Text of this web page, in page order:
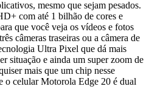
mesmo que sejam pesados.
com até 1 bilhão de cores e
que você veja os vídeos e fotos
câmeras traseiras ou a câmera de
Ultra Pixel que dá mais
situação e ainda um super zoom de
mais que um chip nesse
o celular Motorola Edge 20 é dual